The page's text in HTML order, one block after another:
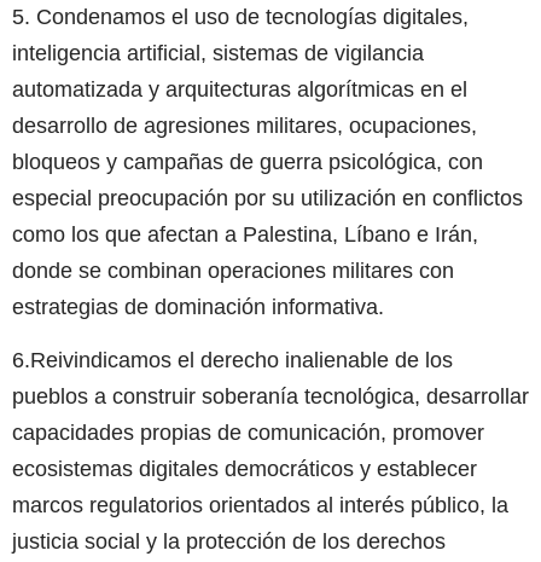
5. Condenamos el uso de tecnologías digitales,
inteligencia artificial, sistemas de vigilancia
automatizada y arquitecturas algorítmicas en el
desarrollo de agresiones militares, ocupaciones,
bloqueos y campañas de guerra psicológica, con
especial preocupación por su utilización en conflictos
como los que afectan a Palestina, Líbano e Irán,
donde se combinan operaciones militares con
estrategias de dominación informativa.
6.Reivindicamos el derecho inalienable de los
pueblos a construir soberanía tecnológica, desarrollar
capacidades propias de comunicación, promover
ecosistemas digitales democráticos y establecer
marcos regulatorios orientados al interés público, la
justicia social y la protección de los derechos